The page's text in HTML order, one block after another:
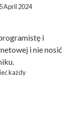
April 2024
i
i nie nosić
każdy